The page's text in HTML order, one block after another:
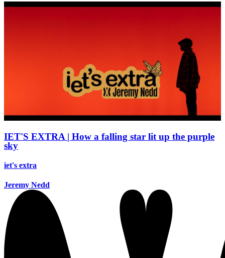
IET'S EXTRA | How a falling star lit up the purple
sky
iet's extra
Jeremy Nedd